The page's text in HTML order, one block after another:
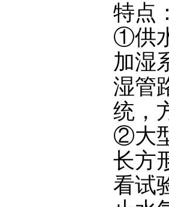
特点
①供
加湿
湿管
统，
②大
长方
看试